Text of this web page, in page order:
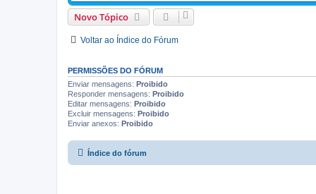
Novo Tópico
Voltar ao Índice do Fórum
PERMISSÕES DO FÓRUM
Enviar mensagens: Proibido
Responder mensagens: Proibido
Editar mensagens: Proibido
Excluir mensagens: Proibido
Enviar anexos: Proibido
Índice do fórum